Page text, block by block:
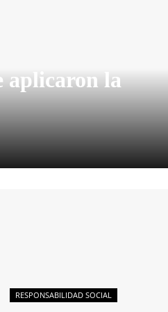
aplicaron la
RESPONSABILIDAD SOCIAL